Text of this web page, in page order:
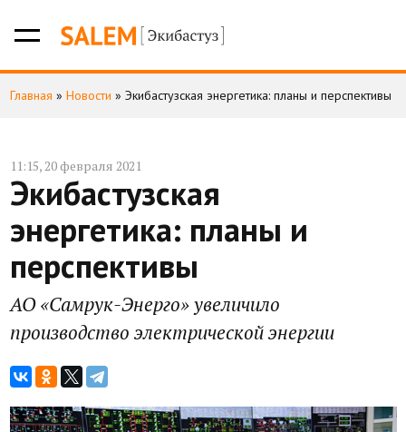
Главная » Новости » Экибастузская энергетика: планы и перспективы
11:15, 20 февраля 2021
Экибастузская
энергетика: планы и
перспективы
АО «Самрук-Энерго» увеличило
производство электрической энергии